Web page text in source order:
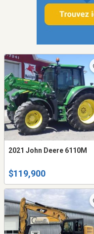
2021 John Deere 6110M
$119,900